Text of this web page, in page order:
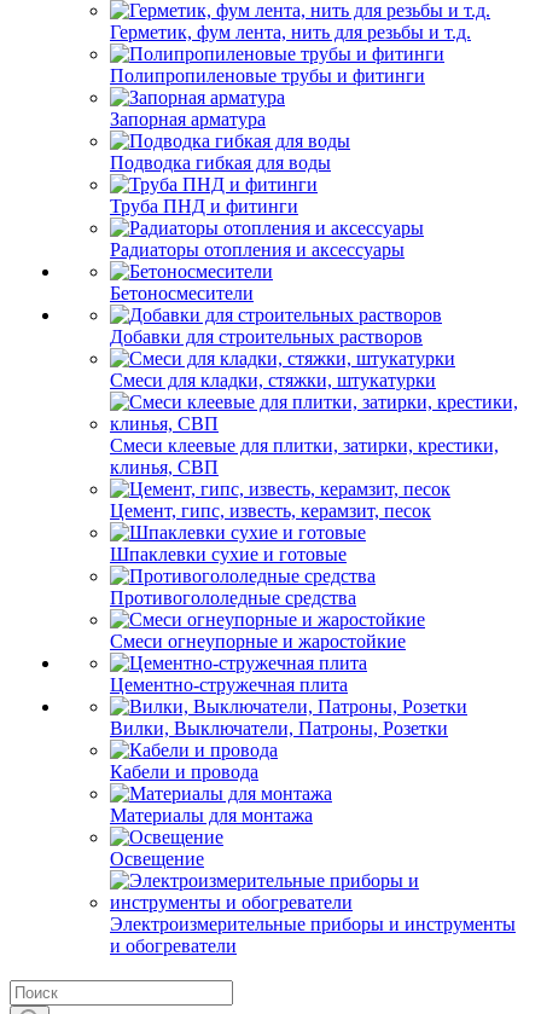
Герметик, фум лента, нить для резьбы и т.д.
Полипропиленовые трубы и фитинги
Запорная арматура
Подводка гибкая для воды
Труба ПНД и фитинги
Радиаторы отопления и аксессуары
Бетоносмесители
Добавки для строительных растворов
Смеси для кладки, стяжки, штукатурки
Смеси клеевые для плитки, затирки, крестики,
клинья, СВП
Цемент, гипс, известь, керамзит, песок
Шпаклевки сухие и готовые
Противогололедные средства
Смеси огнеупорные и жаростойкие
Цементно-стружечная плита
Вилки, Выключатели, Патроны, Розетки
Кабели и провода
Материалы для монтажа
Освещение
Электроизмерительные приборы и инструменты
и обогреватели